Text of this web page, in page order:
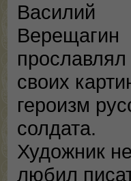
Василий
Верещагин
прославлял
своих
героизм
солдата.
Художник не
любил